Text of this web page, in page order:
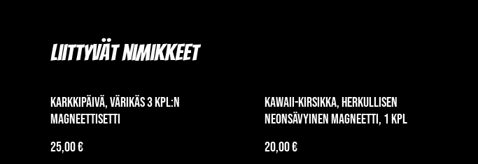
Liittyvät nimikkeet
Karkkipäivä, värikäs 3 kpl:n
magneettisetti
25,00 €
Kawaii-kirsikka, herkullisen
neonsävyinen magneetti, 1 kpl
20,00 €